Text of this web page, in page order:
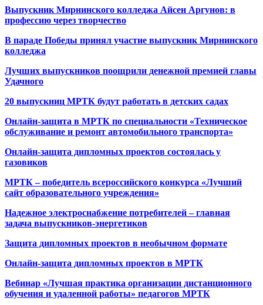
Выпускник Мирнинского колледжа Айсен Аргунов: в
профессию через творчество
В параде Победы принял участие выпускник Мирнинского
колледжа
Лучших выпускников поощрили денежной премией главы
Удачного
20 выпускниц МРТК будут работать в детских садах
Онлайн-защита в МРТК по специальности «Техническое
обслуживание и ремонт автомобильного транспорта»
Онлайн-защита дипломных проектов состоялась у
газовиков
МРТК – победитель всероссийского конкурса «Лучший
сайт образовательного учреждения»
Надежное электроснабжение потребителей – главная
задача выпускников-энергетиков
Защита дипломных проектов в необычном формате
Онлайн-защита дипломных проектов в МРТК
Вебинар «Лучшая практика организации дистанционного
обучения и удаленной работы» педагогов МРТК